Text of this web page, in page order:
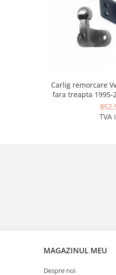
Covorase auto Suzuki
Generatoare curent portabile
Accesorii genti-rucsacuri
Instalatii electrice
Carlig remorcare
fara treapta 1995-
TVA
MAGAZINUL MEU
Despre noi